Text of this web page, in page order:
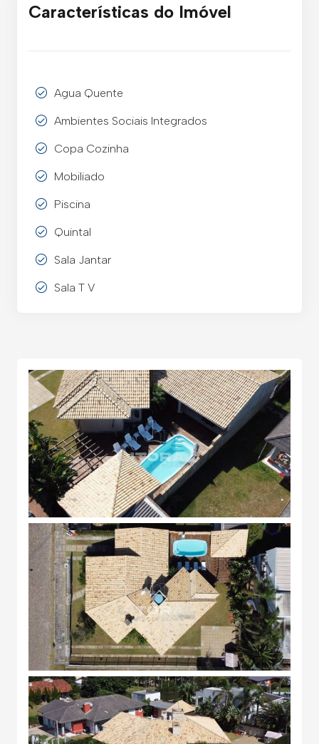
Características do Imóvel
Agua Quente
Ambientes Sociais Integrados
Copa Cozinha
Mobiliado
Piscina
Quintal
Sala Jantar
Sala T V